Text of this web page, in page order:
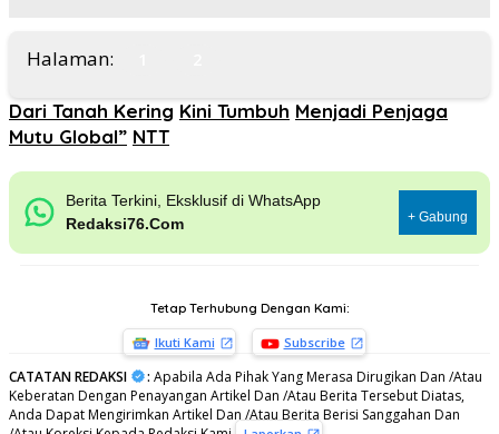
Halaman:
Dari Tanah Kering Kini Tumbuh Menjadi Penjaga
Mutu Global” NTT
Berita Terkini, Eksklusif di WhatsApp
Redaksi76.Com
+ Gabung
Tetap Terhubung Dengan Kami:
Ikuti Kami Subscribe
CATATAN REDAKSI : Apabila Ada Pihak Yang Merasa Dirugikan Dan /Atau
Keberatan Dengan Penayangan Artikel Dan /Atau Berita Tersebut Diatas,
Anda Dapat Mengirimkan Artikel Dan /Atau Berita Berisi Sanggahan Dan